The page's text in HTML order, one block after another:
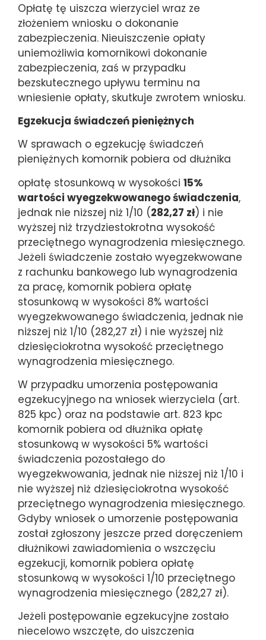
Opłatę tę uiszcza wierzyciel wraz ze
złożeniem wniosku o dokonanie
zabezpieczenia. Nieuiszczenie opłaty
uniemożliwia komornikowi dokonanie
zabezpieczenia, zaś w przypadku
bezskutecznego upływu terminu na
wniesienie opłaty, skutkuje zwrotem wniosku.
Egzekucja świadczeń pieniężnych
W sprawach o egzekucję świadczeń
pieniężnych komornik pobiera od dłużnika
opłatę stosunkową w wysokości 15%
wartości wyegzekwowanego świadczenia,
jednak nie niższej niż 1/10 (282,27 zł) i nie
wyższej niż trzydziestokrotna wysokość
przeciętnego wynagrodzenia miesięcznego.
Jeżeli świadczenie zostało wyegzekwowane
z rachunku bankowego lub wynagrodzenia
za pracę, komornik pobiera opłatę
stosunkową w wysokości 8% wartości
wyegzekwowanego świadczenia, jednak nie
niższej niż 1/10 (282,27 zł) i nie wyższej niż
dziesięciokrotna wysokość przeciętnego
wynagrodzenia miesięcznego.
W przypadku umorzenia postępowania
egzekucyjnego na wniosek wierzyciela (art.
825 kpc) oraz na podstawie art. 823 kpc
komornik pobiera od dłużnika opłatę
stosunkową w wysokości 5% wartości
świadczenia pozostałego do
wyegzekwowania, jednak nie niższej niż 1/10 i
nie wyższej niż dziesięciokrotna wysokość
przeciętnego wynagrodzenia miesięcznego.
Gdyby wniosek o umorzenie postępowania
został zgłoszony jeszcze przed doręczeniem
dłużnikowi zawiadomienia o wszczęciu
egzekucji, komornik pobiera opłatę
stosunkową w wysokości 1/10 przeciętnego
wynagrodzenia miesięcznego (282,27 zł).
Jeżeli postępowanie egzekucyjne zostało
niecelowo wszczęte, do uiszczenia